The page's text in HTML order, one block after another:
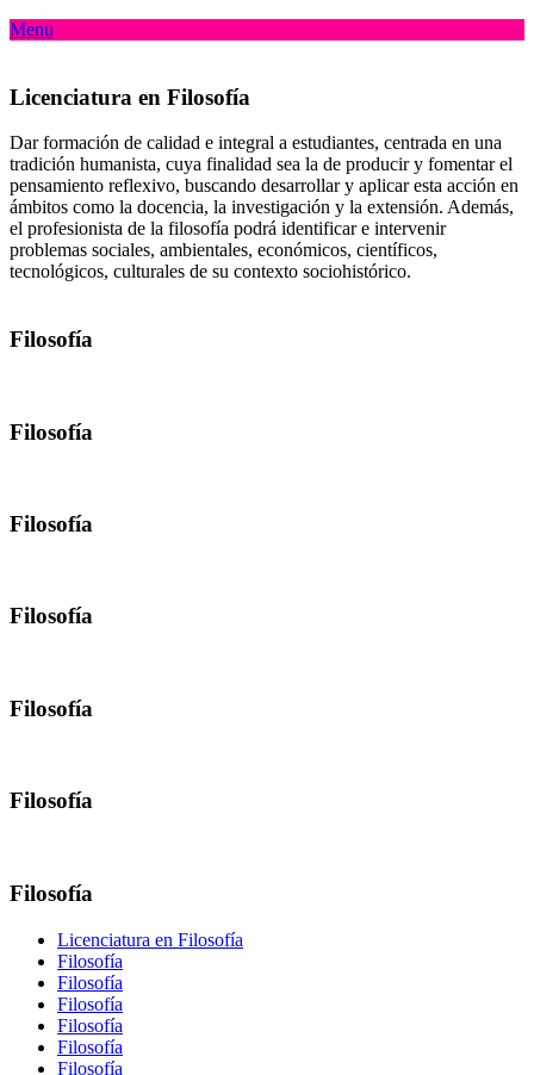
Menu
Licenciatura en Filosofía
Dar formación de calidad e integral a estudiantes, centrada en una
tradición humanista, cuya finalidad sea la de producir y fomentar el
pensamiento reflexivo, buscando desarrollar y aplicar esta acción en
ámbitos como la docencia, la investigación y la extensión. Además,
el profesionista de la filosofía podrá identificar e intervenir
problemas sociales, ambientales, económicos, científicos,
tecnológicos, culturales de su contexto sociohistórico.
Filosofía
Filosofía
Filosofía
Filosofía
Filosofía
Filosofía
Filosofía
Licenciatura en Filosofía
Filosofía
Filosofía
Filosofía
Filosofía
Filosofía
Filosofía